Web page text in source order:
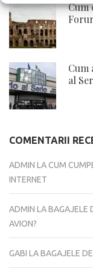
Cum
Cum
al
COMENTARII
ADMIN LACUM
INTERNET
ADMIN LABAGAJELE
AVION?
GABI LABAGAJELE